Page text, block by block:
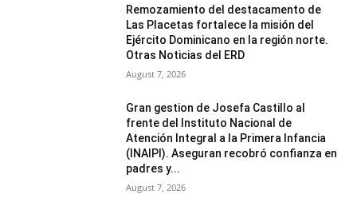
Remozamiento del destacamento de
Las Placetas fortalece la misión del
Ejército Dominicano en la región norte.
Otras Noticias del ERD
August 7, 2026
Gran gestion de Josefa Castillo al
frente del Instituto Nacional de
Atención Integral a la Primera Infancia
(INAIPI). Aseguran recobró confianza en
padres y...
August 7, 2026